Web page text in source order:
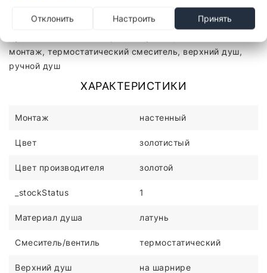
Отзывы
монтаж, термостатический смеситель, верхний душ,
ручной душ
ХАРАКТЕРИСТИКИ
Монтаж настенный
Цвет золотистый
Цвет производителя золотой
_stockStatus 1
Материал душа латунь
Смеситель/вентиль термостатический
Верхний душ на шарнире
Отклонить Настроить Принять